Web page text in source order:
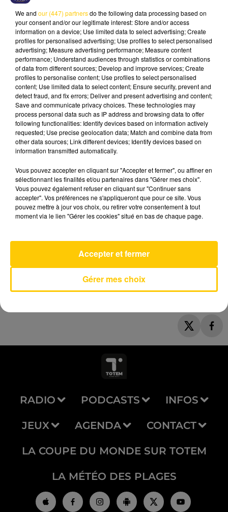
26 mai 2026 - 4 min 6 sec
L'INFO DU PUY-DE-DÔME DU 26/05/26
À 07H29
Ecoutez sur Totem l'information dans le Cantal,
le pays de Brioude et Issoire avec les reportages
de nos journalistes sur le terrain.
Mr Know It All
TEDDY SWIMS
RADIO PODCASTS INFOS
JEUX AGENDA CONTACT
LA COUPE DU MONDE SUR TOTEM
LA MÉTÉO DES PLAGES
We and our (447) partnersdo the following data processing based on
your consent and/or our legitimate interest: Store and/or access
information on a device; Use limited data to select advertising; Create
profiles for personalised advertising; Use profiles to select personalised
advertising; Measure advertising performance; Measure content
performance; Understand audiences through statistics or combinations
of data from different sources; Develop and improve services; Create
profiles to personalise content; Use profiles to select personalised
content; Use limited data to select content; Ensure security, prevent and
detect fraud, and fix errors; Deliver and present advertising and content;
Save and communicate privacy choices. These technologies may
process personal data such as IP address and browsing data to offer
following functionalities: Identify devices based on information actively
requested; Use precise geolocation data; Match and combine data from
other data sources; Link different devices; Identify devices based on
information transmitted automatically.
Vous pouvez accepter en cliquant sur "Accepter et fermer", ou affiner en
sélectionnant les finalités et/ou partenaires dans "Gérer mes choix".
Vous pouvez également refuser en cliquant sur "Continuer sans
accepter". Vos préférences ne s'appliqueront que pour ce site. Vous
pouvez mettre à jour vos choix, ou retirer votre consentement à tout
moment via le lien "Gérer les cookies" situé en bas de chaque page.
Gérer mes choix
Accepter et fermer